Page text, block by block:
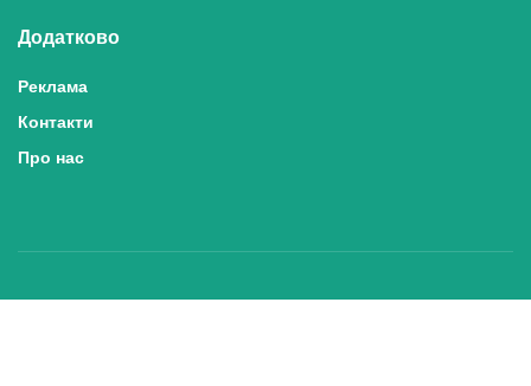
Додатково
Реклама
Контакти
Про нас
Політика конфіденційності та захисту персональних даних